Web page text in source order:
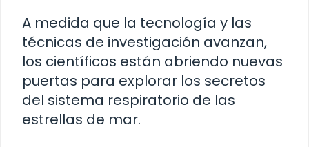
A medida que la tecnología y las
técnicas de investigación avanzan,
los científicos están abriendo nuevas
puertas para explorar los secretos
del sistema respiratorio de las
estrellas de mar.